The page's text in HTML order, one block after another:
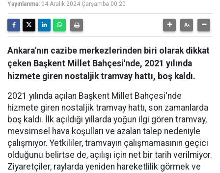
Yayınlanma: 04 Aralık 2024 Çarşamba 00:20
Ankara'nın cazibe merkezlerinden biri olarak dikkat
çeken Başkent Millet Bahçesi'nde, 2021 yılında
hizmete giren nostaljik tramvay hattı, boş kaldı.
2021 yılında açılan Başkent Millet Bahçesi'nde
hizmete giren nostaljik tramvay hattı, son zamanlarda
boş kaldı. İlk açıldığı yıllarda yoğun ilgi gören tramvay,
mevsimsel hava koşulları ve azalan talep nedeniyle
çalışmıyor. Yetkililer, tramvayın çalışmamasının geçici
olduğunu belirtse de, açılışı için net bir tarih verilmiyor.
Ziyaretçiler, raylarda yeniden hareketlilik görmek ve